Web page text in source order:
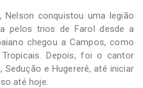
Nelson conquistou uma legião
pelos trios de Farol desde a
chegou a Campos, como
Depois, foi o cantor
e Hugererê, até iniciar
até hoje.